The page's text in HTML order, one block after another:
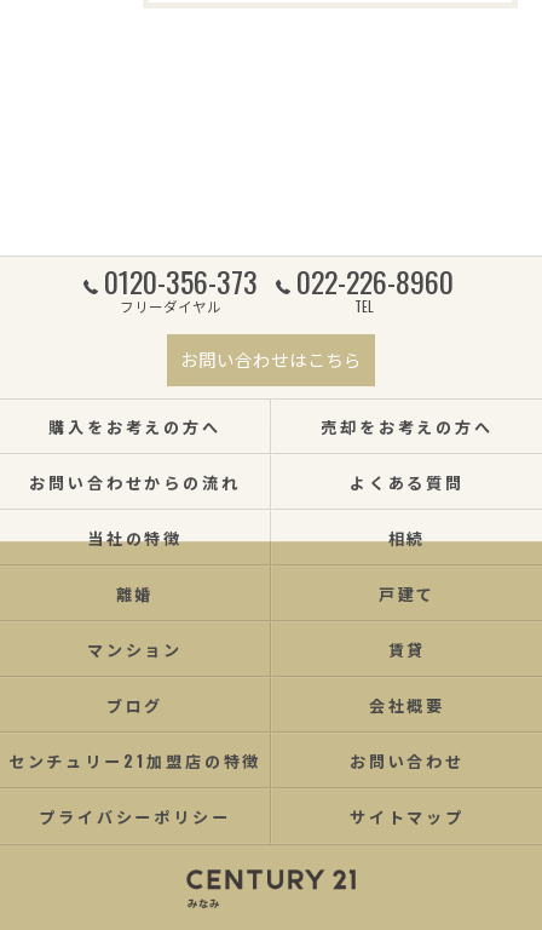
0120-356-373
フリーダイヤル
022-226-8960
TEL
お問い合わせはこちら
購入をお考えの方へ 売却をお考えの方へ
お問い合わせからの流れ よくある質問
当社の特徴 相続
離婚 戸建て
マンション 賃貸
ブログ 会社概要
センチュリー21加盟店の特徴 お問い合わせ
プライバシーポリシー サイトマップ